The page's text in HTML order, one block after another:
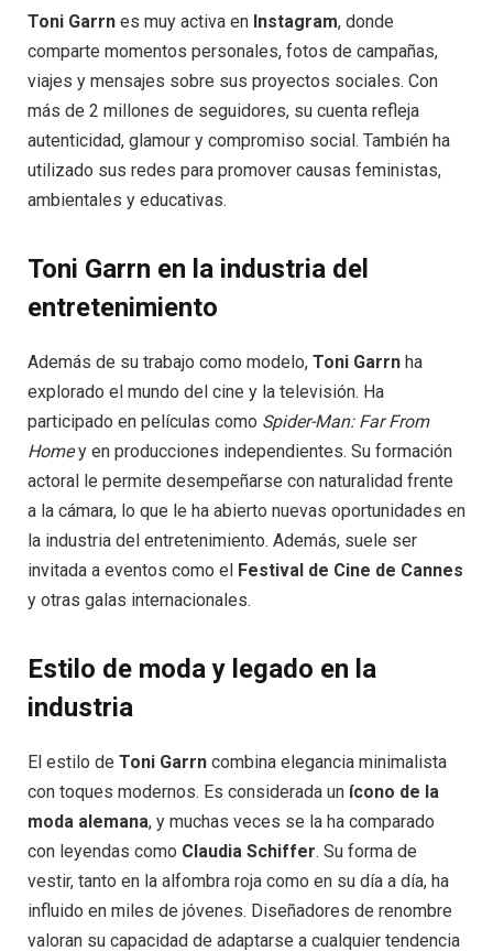
Toni Garrn es muy activa en Instagram, donde
comparte momentos personales, fotos de campañas,
viajes y mensajes sobre sus proyectos sociales. Con
más de 2 millones de seguidores, su cuenta refleja
autenticidad, glamour y compromiso social. También ha
utilizado sus redes para promover causas feministas,
ambientales y educativas.
Toni Garrn en la industria del
entretenimiento
Además de su trabajo como modelo, Toni Garrn ha
explorado el mundo del cine y la televisión. Ha
participado en películas como Spider-Man: Far From
Homey en producciones independientes. Su formación
actoral le permite desempeñarse con naturalidad frente
a la cámara, lo que le ha abierto nuevas oportunidades en
la industria del entretenimiento. Además, suele ser
invitada a eventos como el Festival de Cine de Cannes
y otras galas internacionales.
Estilo de moda y legado en la
industria
El estilo de Toni Garrn combina elegancia minimalista
con toques modernos. Es considerada un ícono de la
moda alemana, y muchas veces se la ha comparado
con leyendas como Claudia Schiffer. Su forma de
vestir, tanto en la alfombra roja como en su día a día, ha
influido en miles de jóvenes. Diseñadores de renombre
valoran su capacidad de adaptarse a cualquier tendencia